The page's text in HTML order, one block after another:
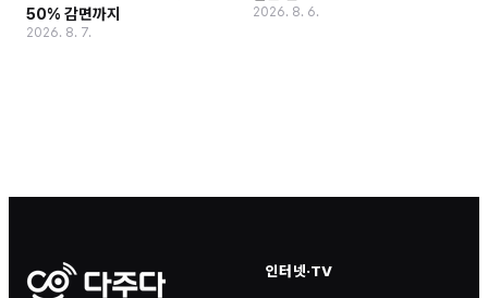
50% 감면까지
2026. 8. 7.
2026. 8. 6.
인터넷·TV